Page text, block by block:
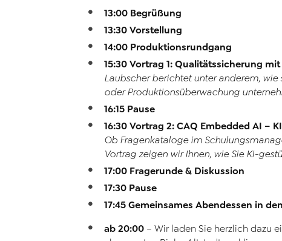
13:00 Begrüßung
13:30 Vorstellung
14:00 Produktionsrundgang
15:30 Vortrag 1: Qualitätssicherung mit
Laubscher berichtet unter anderem, wie
oder Produktionsüberwachung
16:15 Pause
16:30 Vortrag 2: CAQ Embedded AI –
Ob Fragenkataloge im
Vortrag zeigen wir Ihnen, wie Sie KI-
17:00 Fragerunde & Diskussion
17:30 Pause
17:45 Gemeinsames Abendessen in
ab 20:00 – Wir laden Sie herzlich dazu